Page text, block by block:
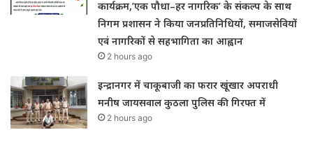
कार्यक्रम,’एक पौधा–हर नागरिक’ के संकल्प के साथ
निगम प्रशासन ने किया जनप्रतिनिधियों, समाजसेवियों
एवं नागरिकों से सहभागिता का आह्वान
2 hours ago
इन्द्रानगर में चाकूबाजी का फरार खूंखार अपराधी
मनीष जायसवाल कुठला पुलिस की गिरफ्त में
2 hours ago